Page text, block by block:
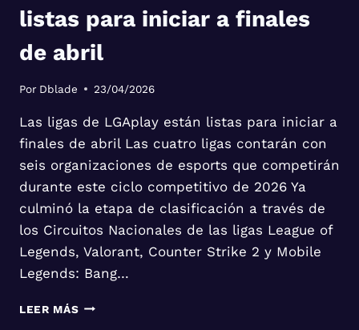
listas para iniciar a finales
de abril
Por Dblade 23/04/2026
Las ligas de LGAplay están listas para iniciar a
finales de abril Las cuatro ligas contarán con
seis organizaciones de esports que competirán
durante este ciclo competitivo de 2026 Ya
culminó la etapa de clasificación a través de
los Circuitos Nacionales de las ligas League of
Legends, Valorant, Counter Strike 2 y Mobile
Legends: Bang…
LEER MÁSLAS